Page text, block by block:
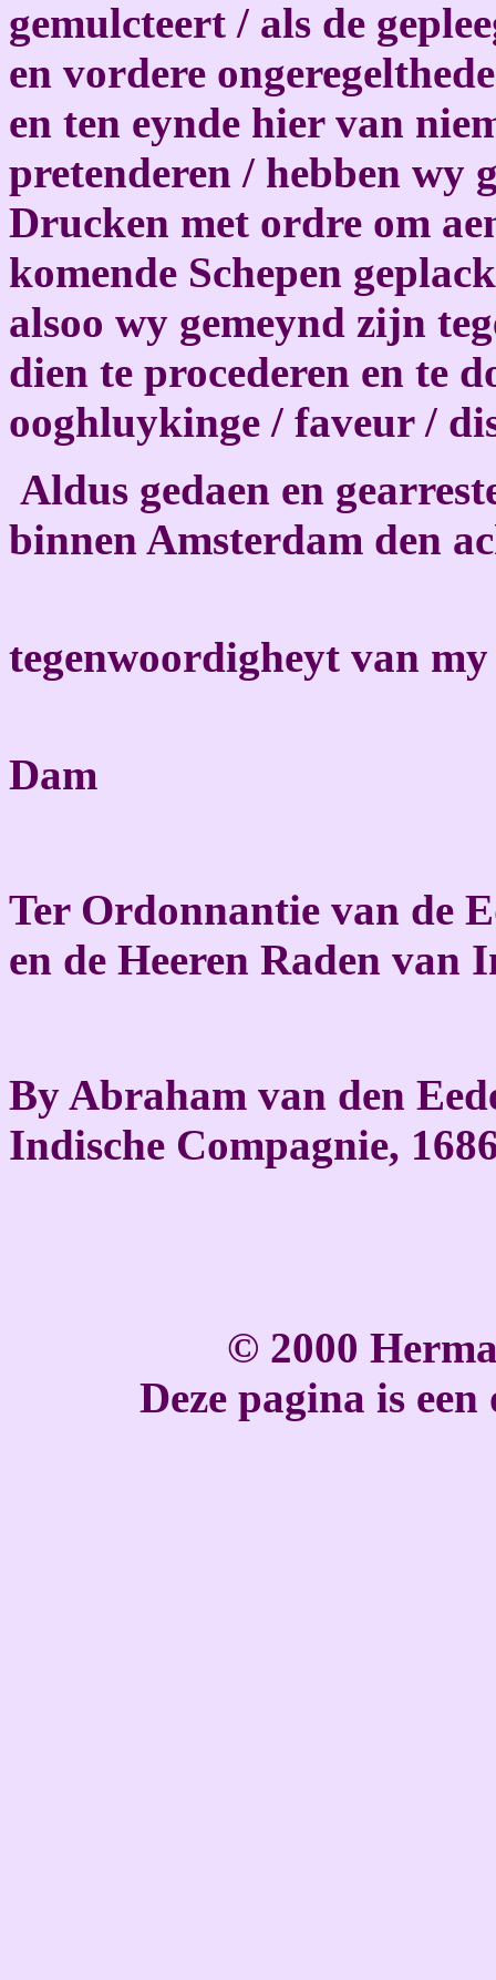
gemulcteert / als de
en vordere
en ten eynde hier van
pretenderen / hebben wy
Drucken met ordre om
komende Schepen
alsoo wy gemeynd zijn
dien te procederen en te
ooghluykinge / faveur /
Aldus gedaen en
binnen Amsterdam den
tegenwoordigheyt van my
Dam
Ter Ordonnantie van de
en de Heeren Raden van
By Abraham van den
Indische Compagnie,
© 2000
Deze pagina is